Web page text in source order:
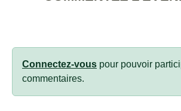
Connectez-vous pour pouvoir
commentaires.